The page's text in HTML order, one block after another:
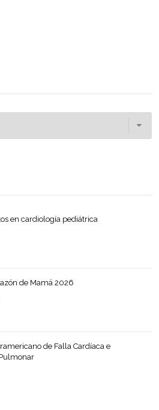
en cardiología pediátrica
de Mamá 2026
de Falla Cardíaca e